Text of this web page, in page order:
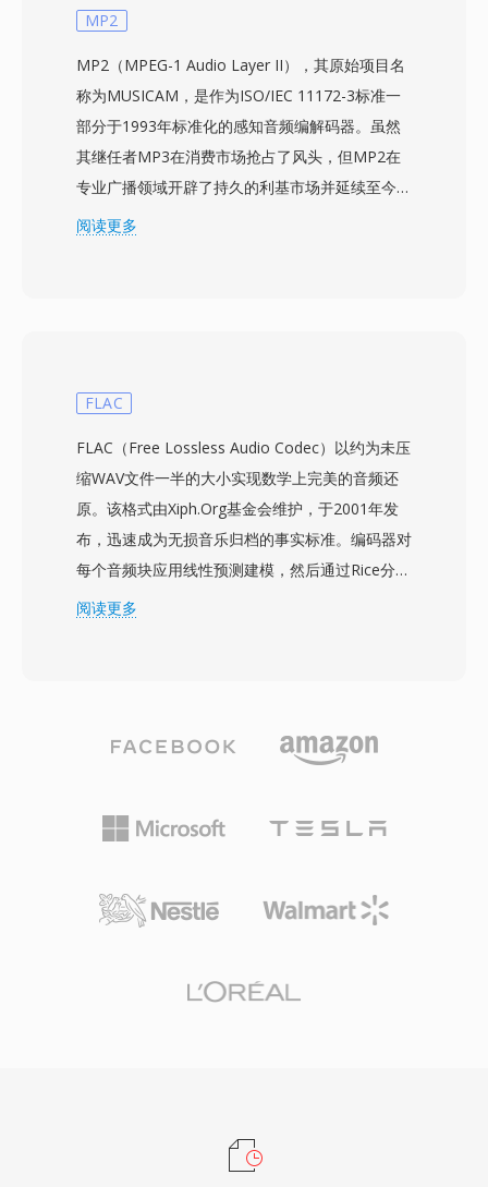
MP2
MP2（MPEG-1 Audio Layer II），其原始项目名
称为MUSICAM，是作为ISO/IEC 11172-3标准一
部分于1993年标准化的感知音频编解码器。虽然
其继任者MP3在消费市场抢占了风头，但MP2在
专业广播领域开辟了持久的利基市场并延续至今。
该编解码器通过多相滤波器组将音频分为32个子
播和HDV摄像机标准都将MP2列为强制或优先格
播来说是一项重要特性。标准化数十年后，三大优
势使MP2持续保持相关性：在传输错误下的优雅
降级对无线信号至关重要，极低的编码延迟适合实
时广播链，以及在欧洲和亚洲广播框架中根深蒂固
的监管认可。
阅读更多
FLAC
FLAC（Free Lossless Audio Codec）以约为未压
缩WAV文件一半的大小实现数学上完美的音频还
原。该格式由Xiph.Org基金会维护，于2001年发
布，迅速成为无损音乐归档的事实标准。编码器对
每个音频块应用线性预测建模，然后通过Rice分区
对残差信号进行编码——利用预测误差的统计分
都能原生解码FLAC。Tidal和Amazon Music等流
对这一编解码器的信任。FLAC具有三大突出优
势：第一，解码时可实现原始信号的完整逐比特还
据，无需附加文件即可保持音乐库的有序管理；第
阅读更多